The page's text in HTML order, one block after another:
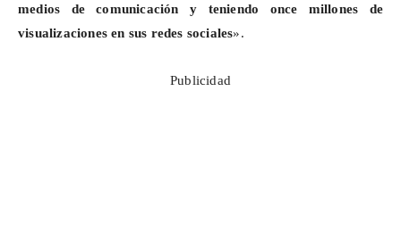
medios de comunicación y teniendo once millones de
visualizaciones en sus redes sociales».
Publicidad